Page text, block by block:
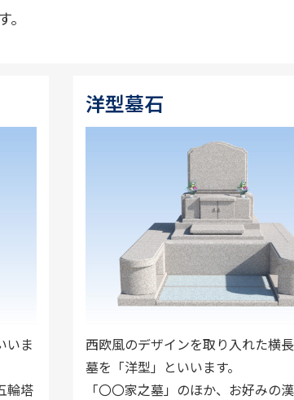
いま
輪塔
洋型墓石
西欧風のデザインを取り入れた横
墓を「洋型」といいます。
「〇〇家之墓」のほか、お好みの